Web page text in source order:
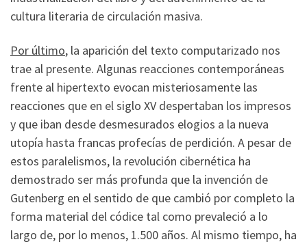
cultura literaria de circulación masiva.
Por último, la aparición del texto computarizado nos
trae al presente. Algunas reacciones contemporáneas
frente al hipertexto evocan misteriosamente las
reacciones que en el siglo XV despertaban los impresos
y que iban desde desmesurados elogios a la nueva
utopía hasta francas profecías de perdición. A pesar de
estos paralelismos, la revolución cibernética ha
demostrado ser más profunda que la invención de
Gutenberg en el sentido de que cambió por completo la
forma material del códice tal como prevaleció a lo
largo de, por lo menos, 1.500 años. Al mismo tiempo, ha